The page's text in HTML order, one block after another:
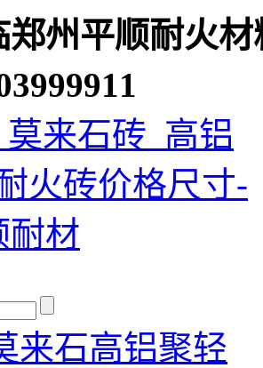
郑州平顺耐火
来石高铝聚轻